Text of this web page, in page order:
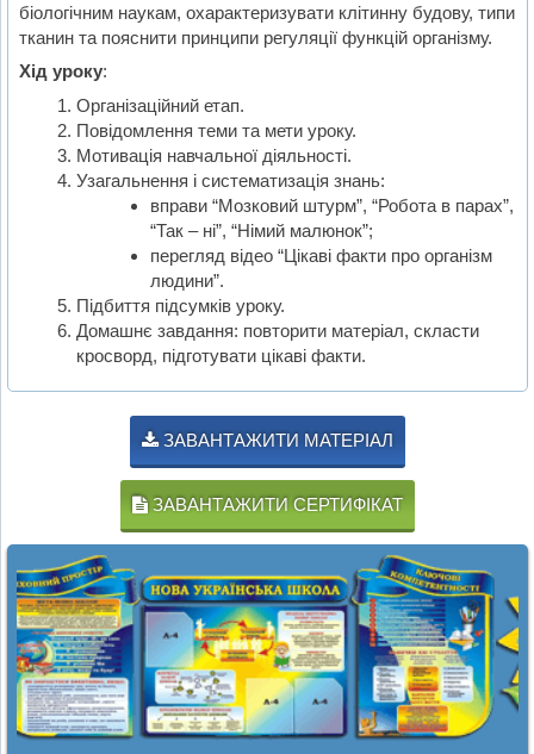
біологічним наукам, охарактеризувати клітинну будову, типи
тканин та пояснити принципи регуляції функцій організму.
Хід уроку:
Організаційний етап.
Повідомлення теми та мети уроку.
Мотивація навчальної діяльності.
Узагальнення і систематизація знань:
вправи “Мозковий штурм”, “Робота в парах”,
“Так – ні”, “Німий малюнок”;
перегляд відео “Цікаві факти про організм
людини”.
Підбиття підсумків уроку.
Домашнє завдання: повторити матеріал, скласти
кросворд, підготувати цікаві факти.
ЗАВАНТАЖИТИ МАТЕРІАЛ
ЗАВАНТАЖИТИ СЕРТИФІКАТ